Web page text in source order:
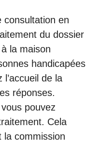
consultation en
du dossier
la maison
handicapées
de la
réponses.
pouvez
Cela
la commission